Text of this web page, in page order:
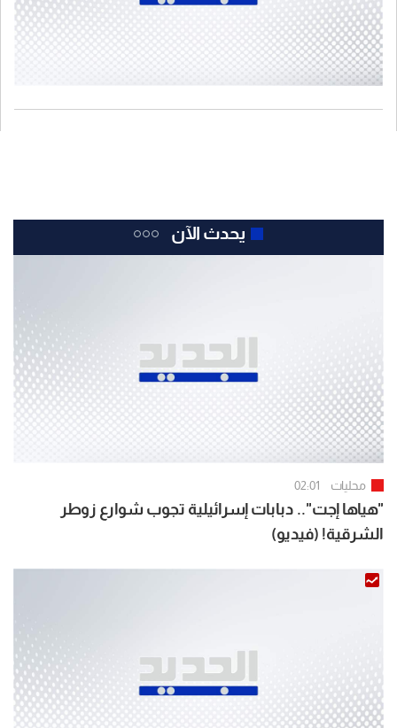
يحدث الآن
محليات 02:01
"هياها إجت".. دبابات إسرائيلية تجوب شوارع زوطر
الشرقية! (فيديو)